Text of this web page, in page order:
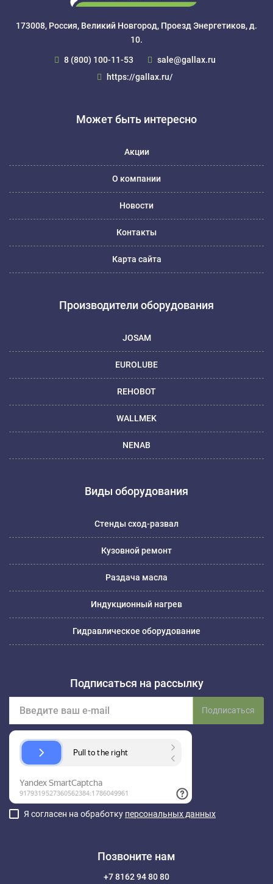
173008, Россия, Великий Новгород, Проезд Энергетиков, д.
10.
8 (800) 100-11-53
sale@gallax.ru
https://gallax.ru/
Может быть интересно
Акции
О компании
Новости
Контакты
Карта сайта
Производители оборудования
JOSAM
EUROLUBE
REHOBOT
WALLMEK
NENAB
Виды оборудования
Стенды сход-развал
Кузовной ремонт
Раздача масла
Индукционный нагрев
Гидравлическое оборудование
Подписаться на рассылку
Подписаться
Я согласен на обработку персональных данных
Позвоните нам
+7 8162 94 80 80